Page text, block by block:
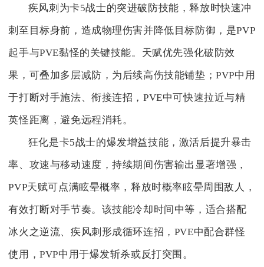
疾风刺为卡5战士的突进破防技能，释放时快速冲
刺至目标身前，造成物理伤害并降低目标防御，是PVP
起手与PVE黏怪的关键技能。天赋优先强化破防效
果，可叠加多层减防，为后续高伤技能铺垫；PVP中用
于打断对手施法、衔接连招，PVE中可快速拉近与精
英怪距离，避免远程消耗。
狂化是卡5战士的爆发增益技能，激活后提升暴击
率、攻速与移动速度，持续期间伤害输出显著增强，
PVP天赋可点满眩晕概率，释放时概率眩晕周围敌人，
有效打断对手节奏。该技能冷却时间中等，适合搭配
冰火之逆流、疾风刺形成循环连招，PVE中配合群怪
使用，PVP中用于爆发斩杀或反打突围。